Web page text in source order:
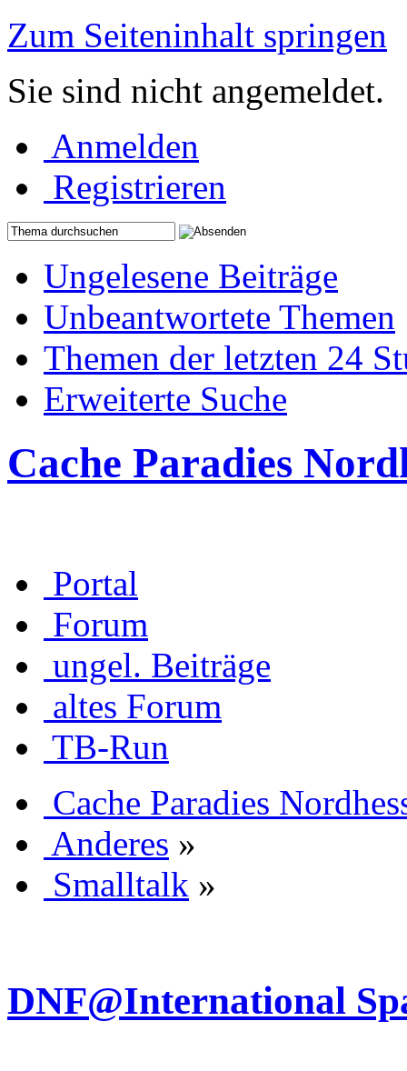
Zum Seiteninhalt springen
Sie sind nicht angemeldet.
Anmelden
Registrieren
Ungelesene Beiträge
Unbeantwortete Themen
Themen der letzten 24
Erweiterte Suche
Cache Paradies
Portal
Forum
ungel. Beiträge
altes Forum
TB-Run
Cache Paradies
Anderes »
Smalltalk »
DNF@International